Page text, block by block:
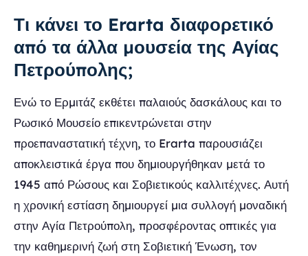
Τι κάνει το Erarta διαφορετικό
από τα άλλα μουσεία της Αγίας
Πετρούπολης;
Ενώ το Ερμιτάζ εκθέτει παλαιούς δασκάλους και το
Ρωσικό Μουσείο επικεντρώνεται στην
προεπαναστατική τέχνη, το Erarta παρουσιάζει
αποκλειστικά έργα που δημιουργήθηκαν μετά το
1945 από Ρώσους και Σοβιετικούς καλλιτέχνες. Αυτή
η χρονική εστίαση δημιουργεί μια συλλογή μοναδική
στην Αγία Πετρούπολη, προσφέροντας οπτικές για
την καθημερινή ζωή στη Σοβιετική Ένωση, τον